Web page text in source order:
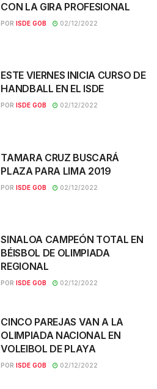
CON LA GIRA PROFESIONAL
POR ISDE GOB 02/12/2022
ESTE VIERNES INICIA CURSO DE
HANDBALL EN EL ISDE
POR ISDE GOB 02/12/2022
TAMARA CRUZ BUSCARÁ
PLAZA PARA LIMA 2019
POR ISDE GOB 02/12/2022
SINALOA CAMPEÓN TOTAL EN
BÉISBOL DE OLIMPIADA
REGIONAL
POR ISDE GOB 02/12/2022
CINCO PAREJAS VAN A LA
OLIMPIADA NACIONAL EN
VOLEIBOL DE PLAYA
POR ISDE GOB 02/12/2022